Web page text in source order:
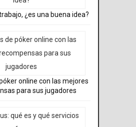
¿es una buena idea?
online con las mejores
para sus jugadores